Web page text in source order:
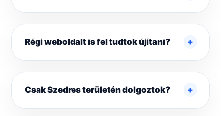
Régi weboldalt is fel tudtok újítani?
Csak Szedres területén dolgoztok?